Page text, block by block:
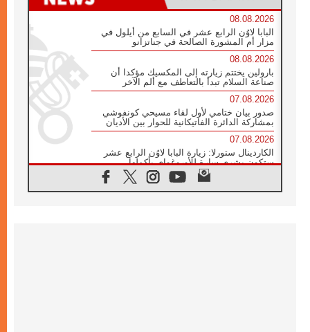
08.08.2026
البابا لاوُن الرابع عشر في السابع من أيلول في
مزار أم المشورة الصالحة في جناتزانو
08.08.2026
بارولين يختتم زيارته إلى المكسيك مؤكدا أن
صناعة السلام تبدأ بالتعاطف مع ألم الآخر
07.08.2026
صدور بيان ختامي لأول لقاء مسيحي كونفوشي
بمشاركة الدائرة الفاتيكانية للحوار بين الأديان
07.08.2026
الكاردينال ستورلا: زيارة البابا لاوُن الرابع عشر
ستكون بشرى سارة للأوروغواي بأكملها
الفاتيكان يعلن برنامج الزيارة الرسولية للبابا لاوُن